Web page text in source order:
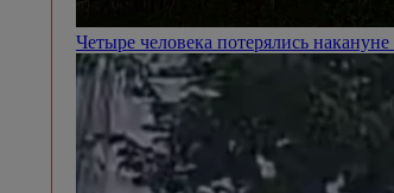
Четыре человека потерялись